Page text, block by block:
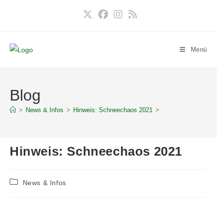
Menü
Blog
> News & Infos > Hinweis: Schneechaos 2021 >
Hinweis: Schneechaos 2021
Beitrags-
News & Infos